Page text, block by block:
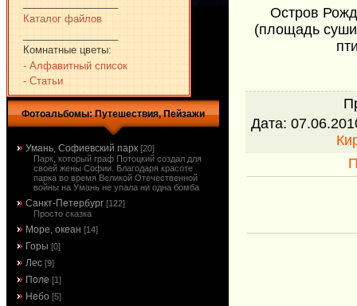
Каталог файлов
Комнатные цветы:
- Алфавитный список
- Статьи
Фотоальбомы: Путешествия, Пейзажи
Умань, Софиевский парк [20]
Парк, который граф Потоцкий создал для
своей жены Софии. Благодаря красоте
парка во время Великой Отечественной
войны на Умань не упала ни одна бомба
Санкт-Петербург [122]
Просто сказка
Море, океан [14]
Горы [0]
Лес [9]
Поле [1]
Небо [5]
Остров
(площадь
Дата: